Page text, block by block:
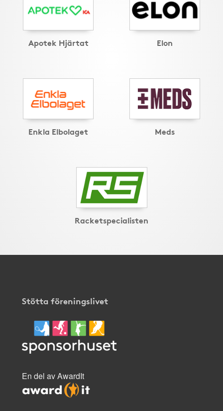
Apotek Hjärtat Elon
Enkla Elbolaget Meds
Racketspecialisten
Stötta föreningslivet
En del av AwardIt